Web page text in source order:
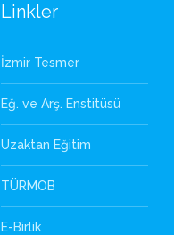
Linkler
İzmir Tesmer
Eğ. ve Arş. Enstitüsü
Uzaktan Eğitim
TÜRMOB
E-Birlik